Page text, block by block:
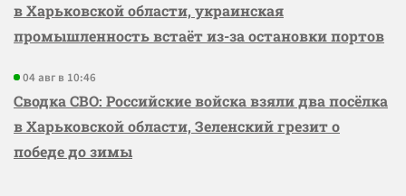
в Харьковской области, украинская
промышленность встаёт из-за остановки портов
04 авг в 10:46
Сводка СВО: Российские войска взяли два посёлка
в Харьковской области, Зеленский грезит о
победе до зимы